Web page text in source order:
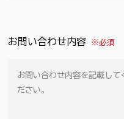
お問い合わせ内容 ※必須